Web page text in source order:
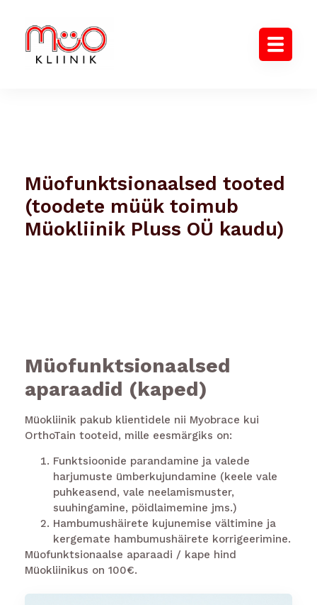
Müofunktsionaalsed tooted
(toodete müük toimub
Müokliinik Pluss OÜ kaudu)
Müofunktsionaalsed
aparaadid (kaped)
Müokliinik pakub klientidele nii Myobrace kui
OrthoTain tooteid, mille eesmärgiks on:
Funktsioonide parandamine ja valede
harjumuste ümberkujundamine (keele vale
puhkeasend, vale neelamismuster,
suuhingamine, pöidlaimemine jms.)
Hambumushäirete kujunemise vältimine ja
kergemate hambumushäirete korrigeerimine.
Müofunktsionaalse aparaadi / kape hind
Müokliinikus on 100€.